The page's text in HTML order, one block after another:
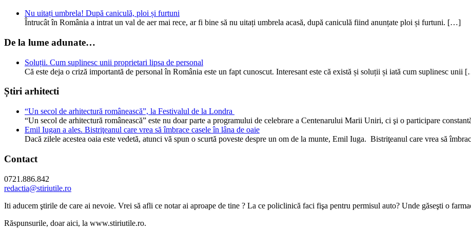
Nu uitați umbrela! După caniculă, ploi și furtuni
Întrucât în România a intrat un val de aer mai rece, ar fi bine să nu uitați umbrela acasă, după caniculă fiind anunțate ploi și furtuni. […]
De la lume adunate…
Soluții. Cum suplinesc unii proprietari lipsa de personal
Că este deja o criză importantă de personal în România este un fapt cunoscut. Interesant este că există și soluții și iată cum suplinesc unii
Știri arhitecti
“Un secol de arhitectură românească”, la Festivalul de la Londra
“Un secol de arhitectură românească” este nu doar parte a programului de celebrare a Centenarului Marii Uniri, ci şi o participare
Emil Iugan a ales. Bistriţeanul care vrea să îmbrace casele în lâna de oaie
Dacă zilele acestea oaia este vedetă, atunci vă spun o scurtă poveste despre un om de la munte, Emil Iuga. Bistriţeanul care vrea să
Contact
0721.886.842
redactia@stiriutile.ro
Iti aducem ştirile de care ai nevoie. Vrei să afli ce notar ai aproape de tine ? La ce policlinică faci fişa pentru permisul auto? Unde găseşti o
Răspunsurile, doar aici, la www.stiriutile.ro.